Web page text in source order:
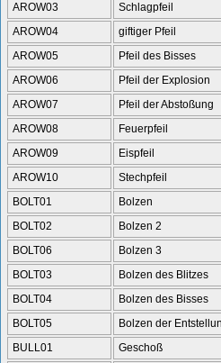
AROW03
Schlagpfeil
AROW04
giftiger Pfeil
AROW05
Pfeil des Bisses
AROW06
Pfeil der Explosion
AROW07
Pfeil der Abstoßung
AROW08
Feuerpfeil
AROW09
Eispfeil
AROW10
Stechpfeil
BOLT01
Bolzen
BOLT02
Bolzen 2
BOLT06
Bolzen 3
BOLT03
Bolzen des Blitzes
BOLT04
Bolzen des Bisses
BOLT05
Bolzen der
BULL01
Geschoß